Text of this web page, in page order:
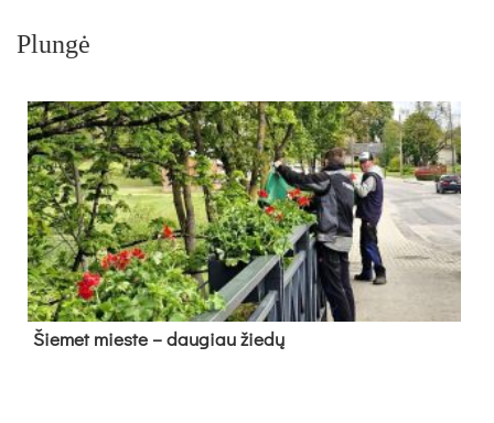
Plungė
Šie­met mies­te – dau­giau žie­dų